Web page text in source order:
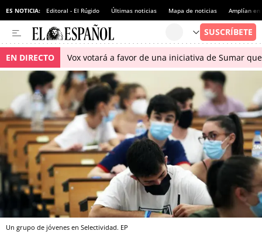
ES NOTICIA: Editoral - El Rúgido Últimas noticias Mapa de noticias Amplían
EN DIRECTO Vox votará a favor de una iniciativa de Sumar
Un grupo de jóvenes en Selectividad. EP